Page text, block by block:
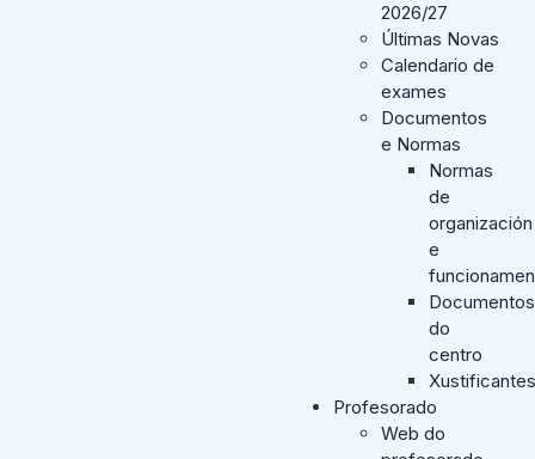
2026/27
Últimas Novas
Calendario de
exames
Documentos
e Normas
Normas
de
organización
e
Documentos
do
centro
Xustificantes
Profesorado
Web do